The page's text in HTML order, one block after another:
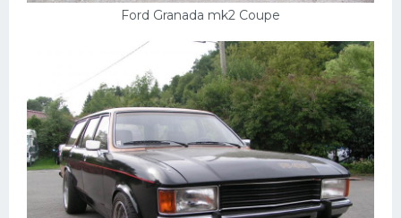
Ford Granada mk2 Coupe
Кадиллак
Поезда
Мотоциклы
Ямаха
Додж